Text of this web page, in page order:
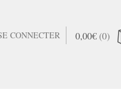
0,00€ (0)
CONNECTER